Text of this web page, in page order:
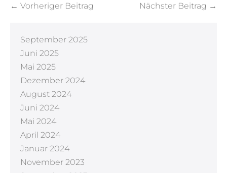
← Vorheriger Beitrag Nächster Beitrag →
September 2025
Juni 2025
Mai 2025
Dezember 2024
August 2024
Juni 2024
Mai 2024
April 2024
Januar 2024
November 2023